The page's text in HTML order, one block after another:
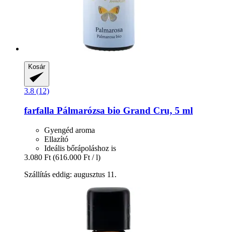
Kosár
3.8 (12)
farfalla Pálmarózsa bio Grand Cru, 5 ml
Gyengéd aroma
Ellazító
Ideális bőrápoláshoz is
3.080 Ft (616.000 Ft / l)
Szállítás eddig: augusztus 11.